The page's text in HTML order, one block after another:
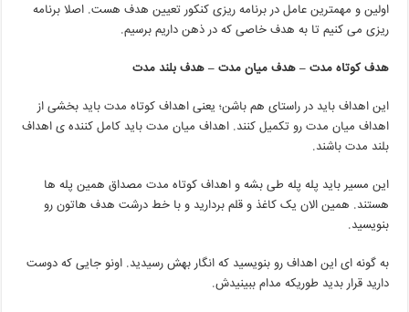
اولین و مهمترین عامل در برنامه ریزی کنکور تعیین هدف هست. اصلا برنامه
ریزی می کنیم تا به هدف خاصی که در ذهن داریم برسیم.
هدف کوتاه مدت – هدف میان مدت – هدف بلند مدت
این اهداف باید در راستای هم باشن؛ یعنی اهداف کوتاه مدت باید بخشی از
اهداف میان مدت رو تکمیل کنند. اهداف میان مدت باید کامل کننده ی اهداف
بلند مدت باشند.
این مسیر باید پله پله طی بشه و اهداف کوتاه مدت مصداق همین پله ها
هستند. همین الان یک کاغذ و قلم بردارید و با خط درشت هدف هاتون رو
بنویسید.
به گونه ای این اهداف رو بنویسید که انگار بهش رسیدید. اونو جایی که دوست
دارید قرار بدید طوریکه مدام ببینیدش.